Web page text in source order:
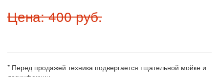
Цена: 400 руб.
* Перед продажей техника подвергается тщательной мойке и